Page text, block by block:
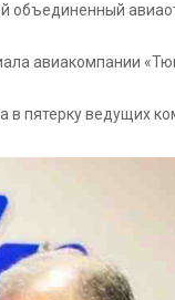
объединенный
авиакомпании
в пятерку ведущих